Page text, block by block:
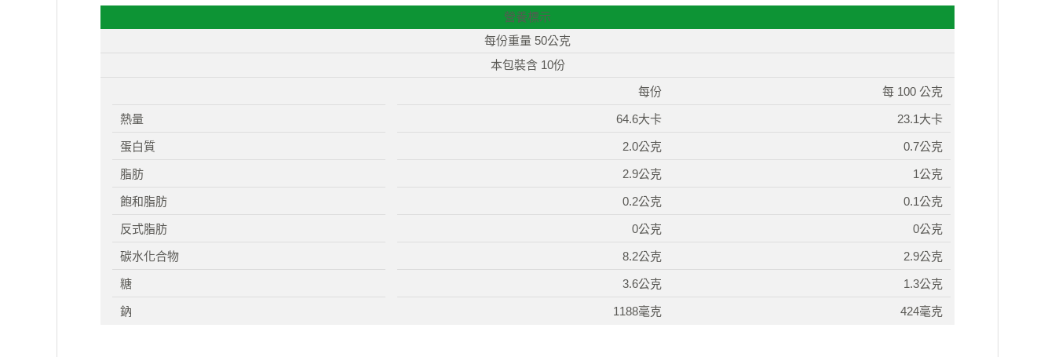
營養標示
每份重量 50公克
本包裝含 10份
熱量
蛋白質
脂肪
飽和脂肪
反式脂肪
碳水化合物
糖
鈉
每份
64.6大卡
2.0公克
2.9公克
0.2公克
0公克
8.2公克
3.6公克
1188毫克
每 100 公克
23.1大卡
0.7公克
1公克
0.1公克
0公克
2.9公克
1.3公克
424毫克